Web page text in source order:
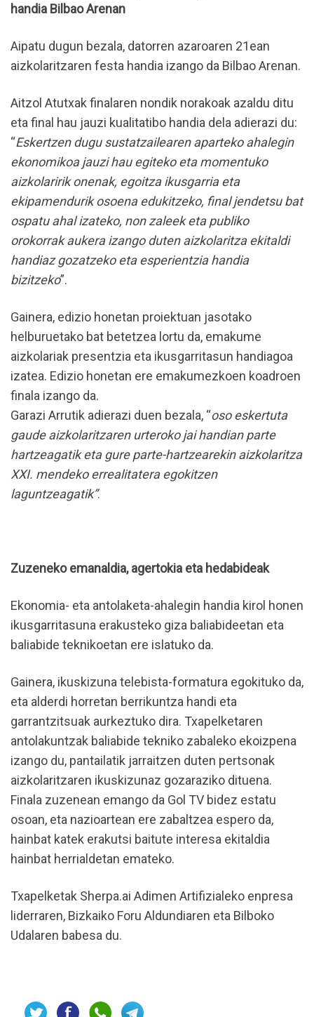
handia Bilbao Arenan
Aipatu dugun bezala, datorren azaroaren 21ean
aizkolaritzaren festa handia izango da Bilbao Arenan.
Aitzol Atutxak finalaren nondik norakoak azaldu ditu
eta final hau jauzi kualitatibo handia dela adierazi du:
“Eskertzen dugu sustatzailearen aparteko ahalegin
ekonomikoa jauzi hau egiteko eta momentuko
aizkolaririk onenak, egoitza ikusgarria eta
ekipamendurik osoena edukitzeko, final jendetsu bat
ospatu ahal izateko, non zaleek eta publiko
orokorrak aukera izango duten aizkolaritza ekitaldi
handiaz gozatzeko eta esperientzia handia
bizitzeko”.
Gainera, edizio honetan proiektuan jasotako
helburuetako bat betetzea lortu da, emakume
aizkolariak presentzia eta ikusgarritasun handiagoa
izatea. Edizio honetan ere emakumezkoen koadroen
finala izango da.
Garazi Arrutik adierazi duen bezala, “oso eskertuta
gaude aizkolaritzaren urteroko jai handian parte
hartzeagatik eta gure parte-hartzearekin aizkolaritza
XXI. mendeko errealitatera egokitzen
laguntzeagatik”.
Zuzeneko emanaldia, agertokia eta hedabideak
Ekonomia- eta antolaketa-ahalegin handia kirol honen
ikusgarritasuna erakusteko giza baliabideetan eta
baliabide teknikoetan ere islatuko da.
Gainera, ikuskizuna telebista-formatura egokituko da,
eta alderdi horretan berrikuntza handi eta
garrantzitsuak aurkeztuko dira. Txapelketaren
antolakuntzak baliabide tekniko zabaleko ekoizpena
izango du, pantailatik jarraitzen duten pertsonak
aizkolaritzaren ikuskizunaz gozaraziko dituena.
Finala zuzenean emango da Gol TV bidez estatu
osoan, eta nazioartean ere zabaltzea espero da,
hainbat katek erakutsi baitute interesa ekitaldia
hainbat herrialdetan emateko.
Txapelketak Sherpa.ai Adimen Artifizialeko enpresa
liderraren, Bizkaiko Foru Aldundiaren eta Bilboko
Udalaren babesa du.